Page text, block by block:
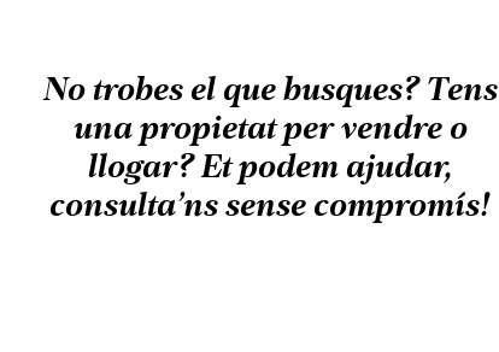
No trobes el que busques? Tens
una propietat per vendre o
llogar? Et podem ajudar,
consulta’ns sense compromís!